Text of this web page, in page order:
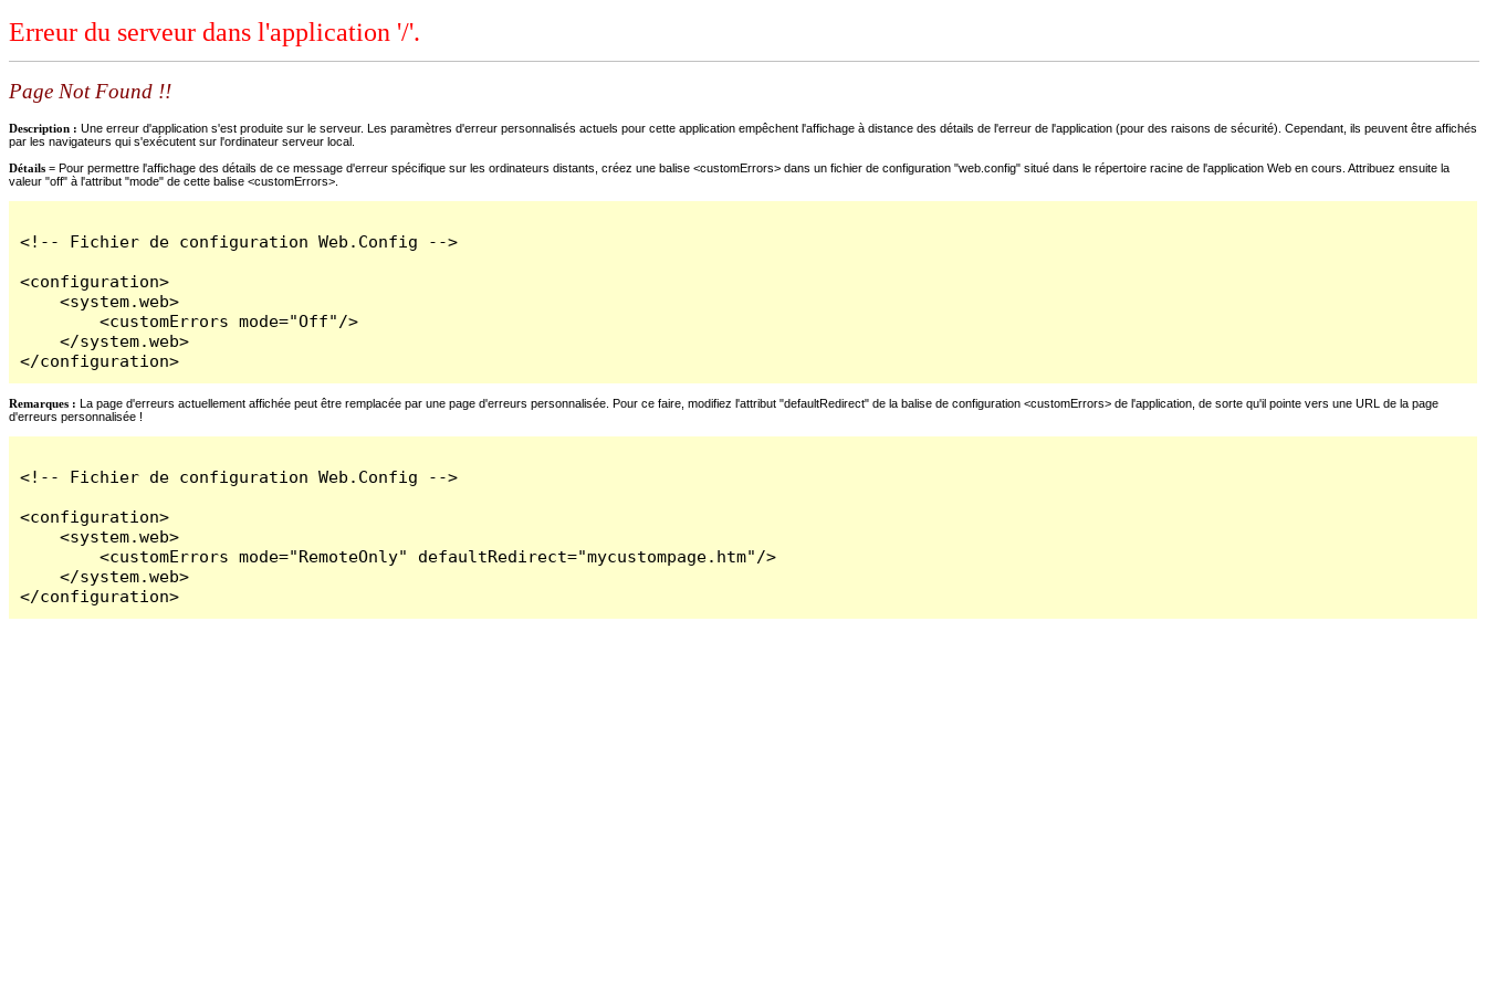
Erreur du serveur dans l'application '/'.
Page Not Found !!
Description : Une erreur d'application s'est produite sur le serveur. Les paramètres d'erreur personnalisés actuels pour cette application empêchent l'affichage à distance des détails de l'erreur de l'application (pour des raisons de sécurité). Cependant, ils peuvent être affichés
par les navigateurs qui s'exécutent sur l'ordinateur serveur local.
Détails = Pour permettre l'affichage des détails de ce message d'erreur spécifique sur les ordinateurs distants, créez une balise <customErrors> dans un fichier de configuration "web.config" situé dans le répertoire racine de l'application Web en cours. Attribuez ensuite la
valeur "off" à l'attribut "mode" de cette balise <customErrors>.
<!-- Fichier de configuration Web.Config -->
<configuration>
    <system.web>
        <customErrors mode="Off"/>
    </system.web>
</configuration>
Remarques : La page d'erreurs actuellement affichée peut être remplacée par une page d'erreurs personnalisée. Pour ce faire, modifiez l'attribut "defaultRedirect" de la balise de configuration <customErrors> de l'application, de sorte qu'il pointe vers une URL de la page
d'erreurs personnalisée !
<!-- Fichier de configuration Web.Config -->
<configuration>
    <system.web>
        <customErrors mode="RemoteOnly" defaultRedirect="mycustompage.htm"/>
    </system.web>
</configuration>